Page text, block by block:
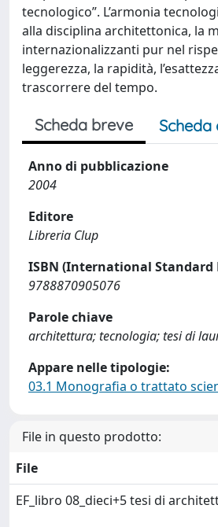
tecnologico”. L’armonia
alla disciplina architettonica, la
internazionalizzanti pur nel
leggerezza, la rapidità,
trascorrere del tempo.
Scheda breve
Anno di pubblicazione
2004
Editore
Libreria Clup
ISBN (International Standard
9788870905076
Parole chiave
architettura; tecnologia; tesi di
Appare nelle tipologie:
03.1 Monografia o trattato
File in questo prodotto:
File
EF_libro 08_dieci+5 tesi di